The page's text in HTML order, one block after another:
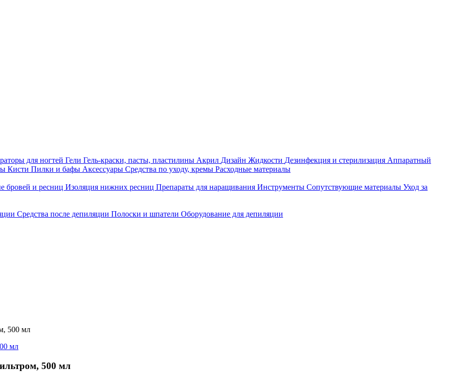
для ногтей Гели Гель-краски, пасты, пластилины Акрил Дизайн Жидкости Дезинфекция и стерилизация Аппаратный
Кисти Пилки и бафы Аксессуары Средства по уходу, кремы Расходные материалы
бровей и ресниц Изоляция нижних ресниц Препараты для наращивания Инструменты Сопутствующие материалы Уход за
Средства после депиляции Полоски и шпатели Оборудование для депиляции
500 мл
500 мл